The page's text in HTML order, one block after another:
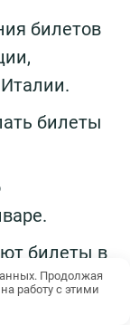
билетов
билеты
билеты в
Продолжая
работу с этими